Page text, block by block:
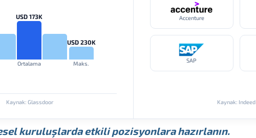
USD 173K
Ortalama
USD 230K
Maks.
Kaynak: Glassdoor
Accenture
SAP
Kaynak: Indeed
kuruluşlarda etkili pozisyonlara hazırlanın.